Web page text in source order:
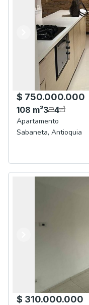
Anterior
Siguiente
$ 750.000.000
108 m²3 4
Apartamento
Sabaneta, Antioquia
$ 310.000.000